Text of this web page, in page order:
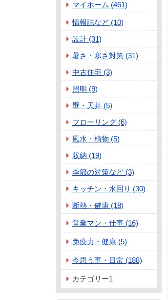
マイホーム (461)
情報誌など (10)
設計 (31)
暑さ・寒さ対策 (31)
中古住宅 (3)
照明 (9)
壁・天井 (5)
フローリング (6)
風水・植物 (5)
収納 (19)
季節の対策など (3)
キッチン・水回り (30)
断熱・健康 (18)
営業マン・仕事 (16)
免疫力・健康 (5)
今思う事・日常 (188)
カテゴリー1